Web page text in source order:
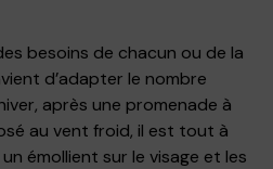
besoins de chacun ou de la
d’adapter le nombre
après une promenade à
au vent froid, il est tout à
émollient sur le visage et les